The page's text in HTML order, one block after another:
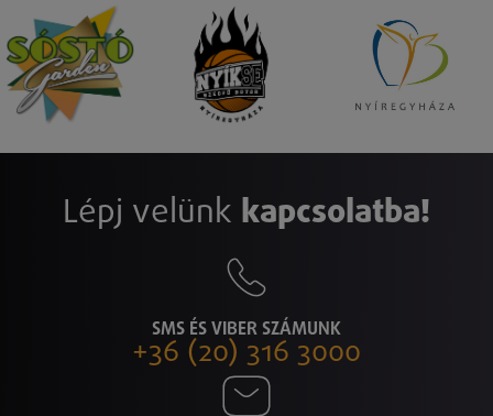
Lépj velünk kapcsolatba!
SMS ÉS VIBER SZÁMUNK
+36 (20) 316 3000